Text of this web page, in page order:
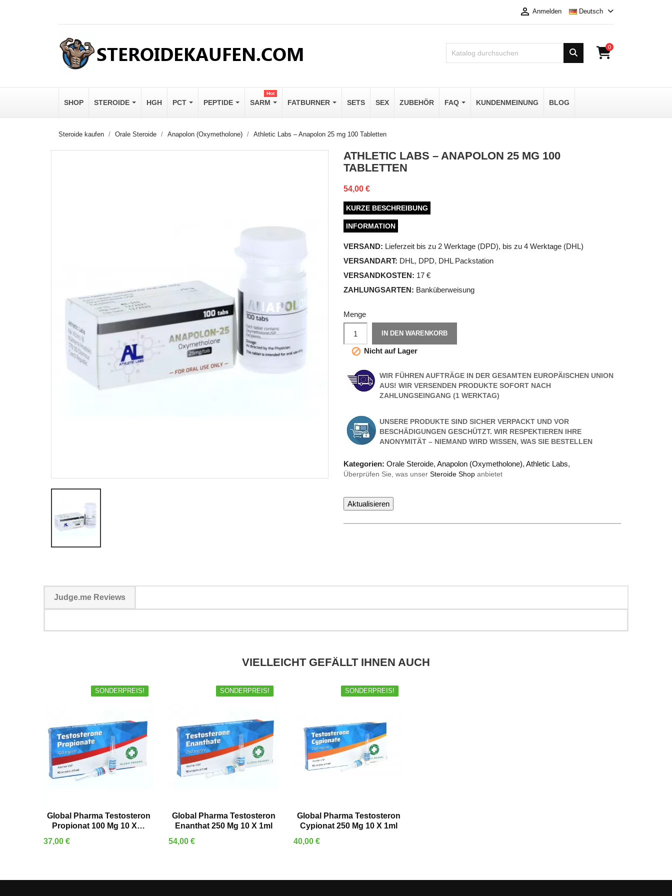
 Anmelden Deutsch
0
SHOP STEROIDE HGH PCT PEPTIDE SARM
Hot
FATBURNER SETS SEX ZUBEHÖR FAQ KUNDENMEINUNG BLOG
Steroide kaufen Orale Steroide Anapolon (Oxymetholone) Athletic Labs – Anapolon 25 mg 100 Tabletten
ATHLETIC LABS – ANAPOLON 25 MG 100
TABLETTEN
54,00 €
KURZE BESCHREIBUNG
INFORMATION
VERSAND: Lieferzeit bis zu 2 Werktage (DPD), bis zu 4 Werktage (DHL)
VERSANDART: DHL, DPD, DHL Packstation
VERSANDKOSTEN: 17 €
ZAHLUNGSARTEN: Banküberweisung
Menge
IN DEN WARENKORB
 Nicht auf Lager
WIR FÜHREN AUFTRÄGE IN DER GESAMTEN EUROPÄISCHEN UNION
AUS! WIR VERSENDEN PRODUKTE SOFORT NACH
ZAHLUNGSEINGANG (1 WERKTAG)
UNSERE PRODUKTE SIND SICHER VERPACKT UND VOR
BESCHÄDIGUNGEN GESCHÜTZT. WIR RESPEKTIEREN IHRE
ANONYMITÄT – NIEMAND WIRD WISSEN, WAS SIE BESTELLEN
Kategorien: Orale Steroide, Anapolon (Oxymetholone), Athletic Labs,
Überprüfen Sie, was unser Steroide Shop anbietet
Judge.me Reviews
VIELLEICHT GEFÄLLT IHNEN AUCH
SONDERPREIS!
IN DEN WARENKORB
Global Pharma Testosteron
Propionat 100 Mg 10 X…
Preis
37,00 €
SONDERPREIS!
IN DEN WARENKORB
Global Pharma Testosteron
Enanthat 250 Mg 10 X 1ml
Preis
54,00 €
SONDERPREIS!
IN DEN WARENKORB
Global Pharma Testosteron
Cypionat 250 Mg 10 X 1ml
Preis
40,00 €